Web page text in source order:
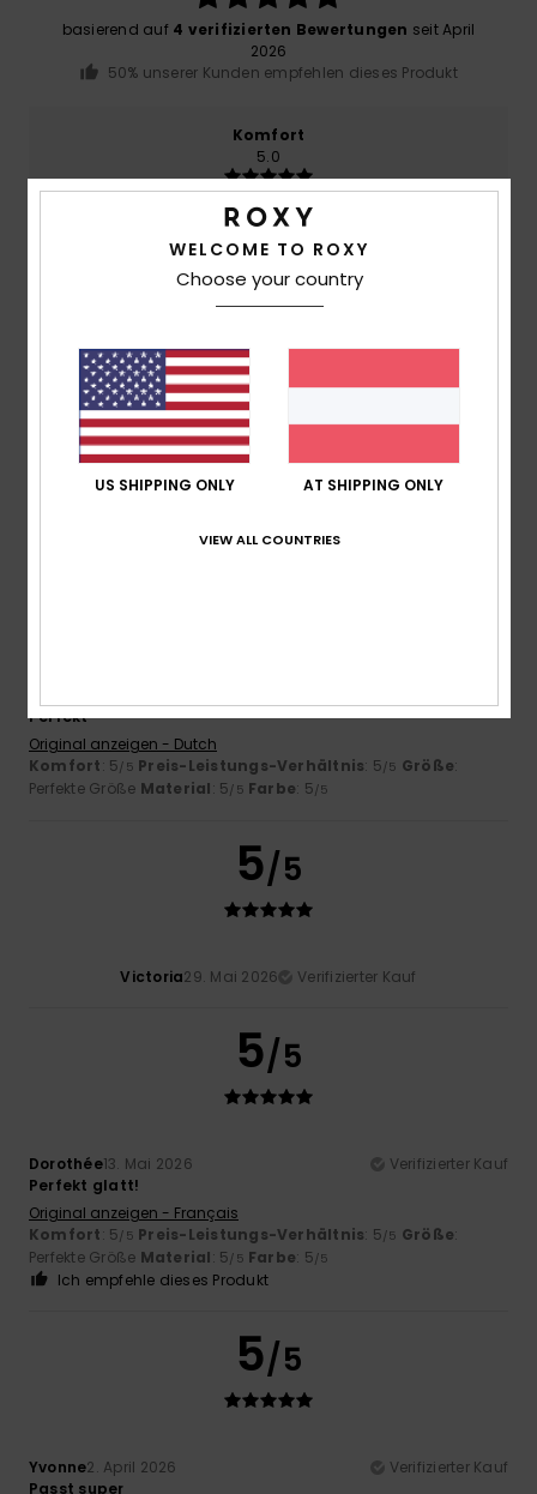
basierend auf 4 verifizierten Bewertungen seit April
2026
50% unserer Kunden empfehlen dieses Produkt
Komfort
5.0
Preis-Leistungs-Verhältnis
5.0
Zu klein Zu groß
5.0
Farbe
Perfekt
Original anzeigen - Dutch
Komfort: 5/5 Preis-Leistungs-Verhältnis: 5/5 Größe:
Perfekte Größe Material: 5/5 Farbe: 5/5
5/5
Victoria29. Mai 2026 Verifizierter Kauf
5/5
Dorothée13. Mai 2026
Verifizierter Kauf
Perfekt glatt!
Original anzeigen - Français
Komfort: 5/5 Preis-Leistungs-Verhältnis: 5/5 Größe:
Perfekte Größe Material: 5/5 Farbe: 5/5
Ich empfehle dieses Produkt
5/5
Yvonne2. April 2026
Verifizierter Kauf
Passt super
WELCOME TO ROXY
Choose your country
US SHIPPING ONLY AT SHIPPING ONLY
VIEW ALL COUNTRIES